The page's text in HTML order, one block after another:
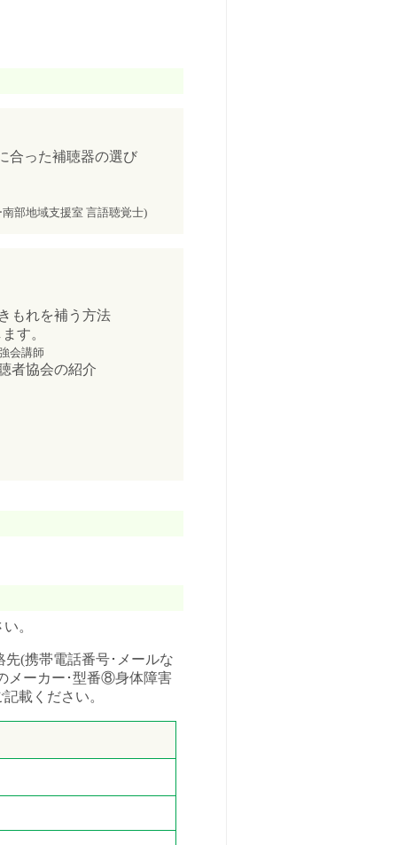
合った補聴器の選び
部地域支援室 言語聴覚士)
もれを補う方法
す。
会講師
者協会の紹介
。
(携帯電話番号･メールな
メーカー･型番⑧身体障害
載ください。